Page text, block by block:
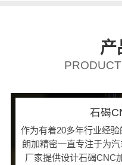
产
石碣
作为有着20多年行业经验
朗加精密一直专注于为
厂家提供设计石碣CNC